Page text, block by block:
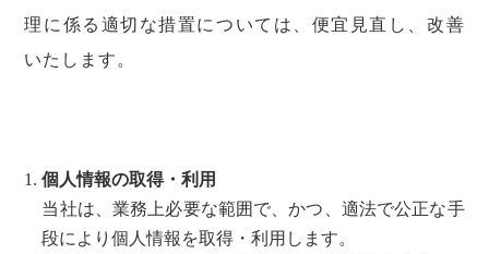
理に係る適切な措置については、便宜見直し、改善
いたします。
個人情報の取得・利用
当社は、業務上必要な範囲で、かつ、適法で公正な手
段により個人情報を取得・利用します。